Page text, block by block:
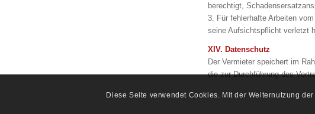
berechtigt,
3. Für fehlerhafte Arbeiten
seine Aufsichtspflicht verletzt
XIV. Datenschutz
Der Vermieter speichert im
die zur Durchführung des
Diese Seite verwendet Cookies. Mit der Weiternutzung